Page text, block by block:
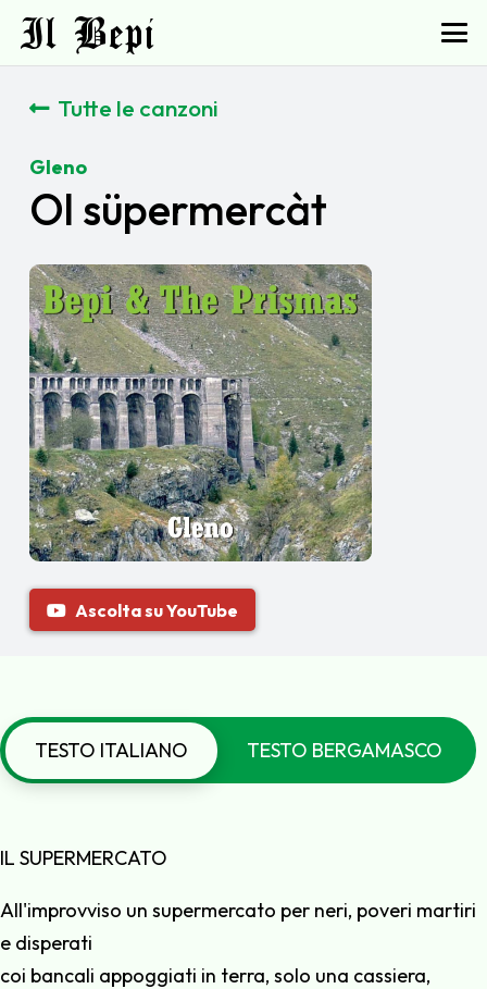
Il Bepi
Tutte le canzoni
Gleno
Ol süpermercàt
Ascolta su YouTube
TESTO ITALIANO TESTO BERGAMASCO
IL SUPERMERCATO
All'improvviso un supermercato per neri, poveri martiri
e disperati
coi bancali appoggiati in terra, solo una cassiera,